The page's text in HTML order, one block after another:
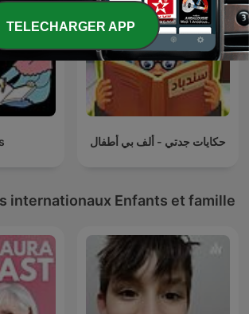
حكايات جدتي - ألف بي أطفال
internationaux Enfants et famille
TELECHARGER APP